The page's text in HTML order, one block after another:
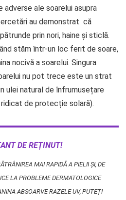
ale soarelui asupra
au demonstrat că
prin nori, haine și sticlă.
stăm într-un loc ferit de soare,
nocivă a soarelui. Singura
nu pot trece este un strat
ulei natural de înfrumusețare
de protecție solară).
DE REȚINUT!
MAI RAPIDĂ A PIELII ȘI, DE
LA PROBLEME DERMATOLOGICE
ABSOARVE RAZELE UV, PUTEȚI